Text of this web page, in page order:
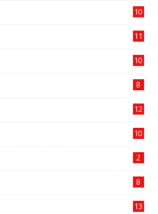
10
11
10
8
12
10
2
8
13